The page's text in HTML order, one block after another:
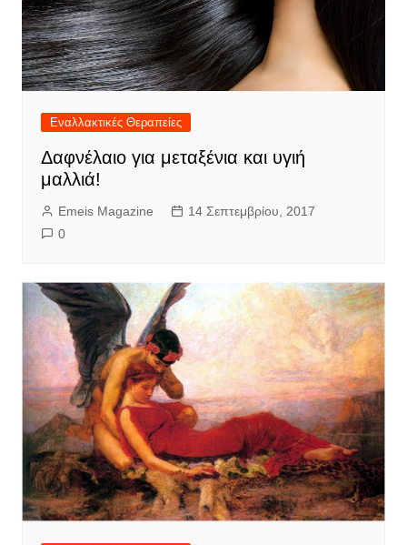
Εναλλακτικές Θεραπείες
Δαφνέλαιο για μεταξένια και υγιή
μαλλιά!
Emeis Magazine
14 Σεπτεμβρίου, 2017
0